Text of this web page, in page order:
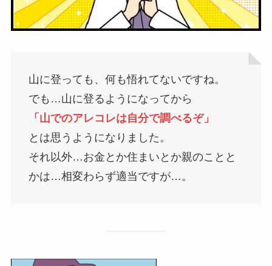
山に登っても、何も悟れてないですね。
でも…山に登るようになってから
「山でのアレコレは自分で調べるぞ」
とは思うようになりました。
それ以外…お金とか住まいとか親のことと
かは…相変わらず適当ですが…。